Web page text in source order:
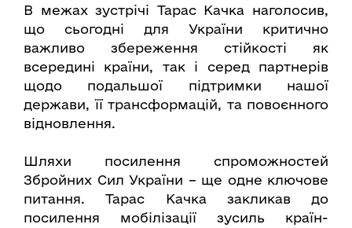
В межах зустрічі Тарас Качка наголосив,
що сьогодні для України критично
важливо збереження стійкості як
всередині країни, так і серед партнерів
щодо подальшої підтримки нашої
держави, її трансформацій, та повоєнного
відновлення.
Шляхи посилення спроможностей
Збройних Сил України – ще одне ключове
питання. Тарас Качка закликав до
посилення мобілізації зусиль країн-